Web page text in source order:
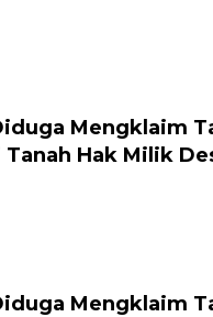
Mengklaim
Hak Milik
Mengklaim